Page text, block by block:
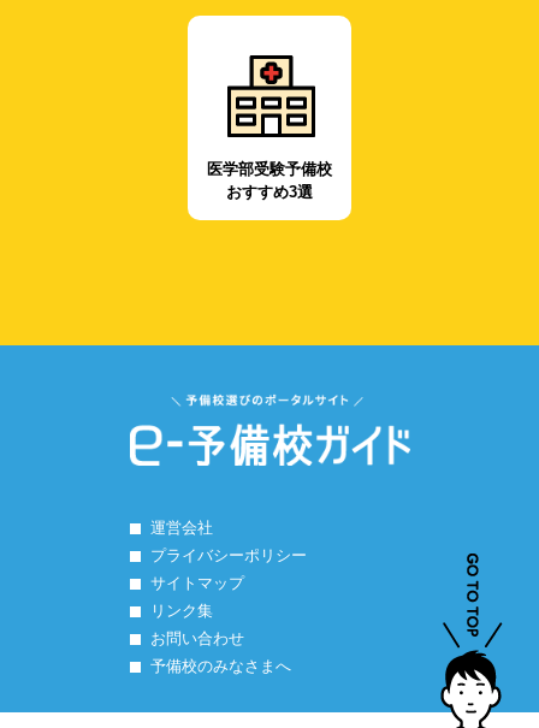
医学部受験予備校
おすすめ3選
運営会社
プライバシーポリシー
サイトマップ
リンク集
お問い合わせ
予備校のみなさまへ